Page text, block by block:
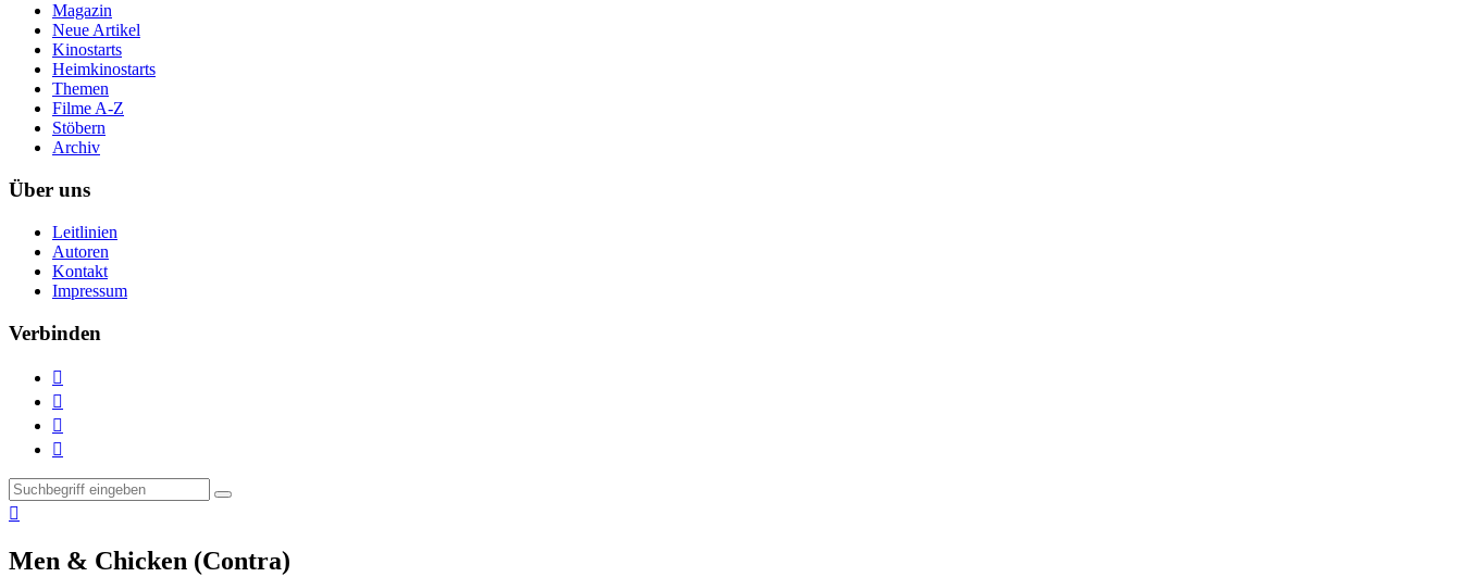
Magazin
Neue Artikel
Kinostarts
Heimkinostarts
Themen
Filme A-Z
Stöbern
Archiv
Über uns
Leitlinien
Autoren
Kontakt
Impressum
Verbinden





Men & Chicken (Contra)